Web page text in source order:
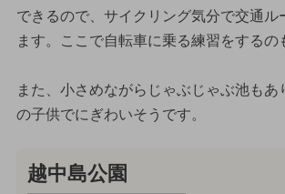
できるので、サイクリング気分で交通ル
ます。ここで自転車に乗る練習をするの
また、小さめながらじゃぶじゃぶ池もあ
の子供でにぎわいそうです。
越中島公園